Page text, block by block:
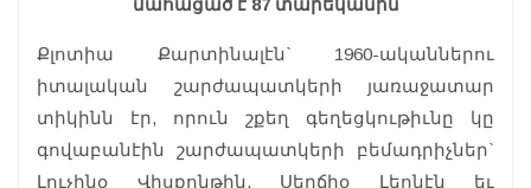
Քլոտիա Քարտինալէն` 1960-ականներու
իտալական շարժապատկերի յառաջատար
տիկինն էր, որուն շքեղ գեղեցկութիւնը կը
գովաբանէին շարժապատկերի բեմադրիչներ`
Լուչինօ Վիսքոնթին, Սերճիօ Լեոնէն եւ